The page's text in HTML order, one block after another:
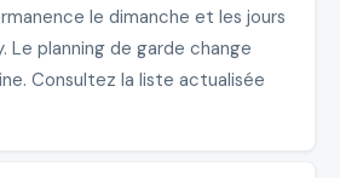
le dimanche et les jours
Le planning de garde change
Consultez la liste actualisée